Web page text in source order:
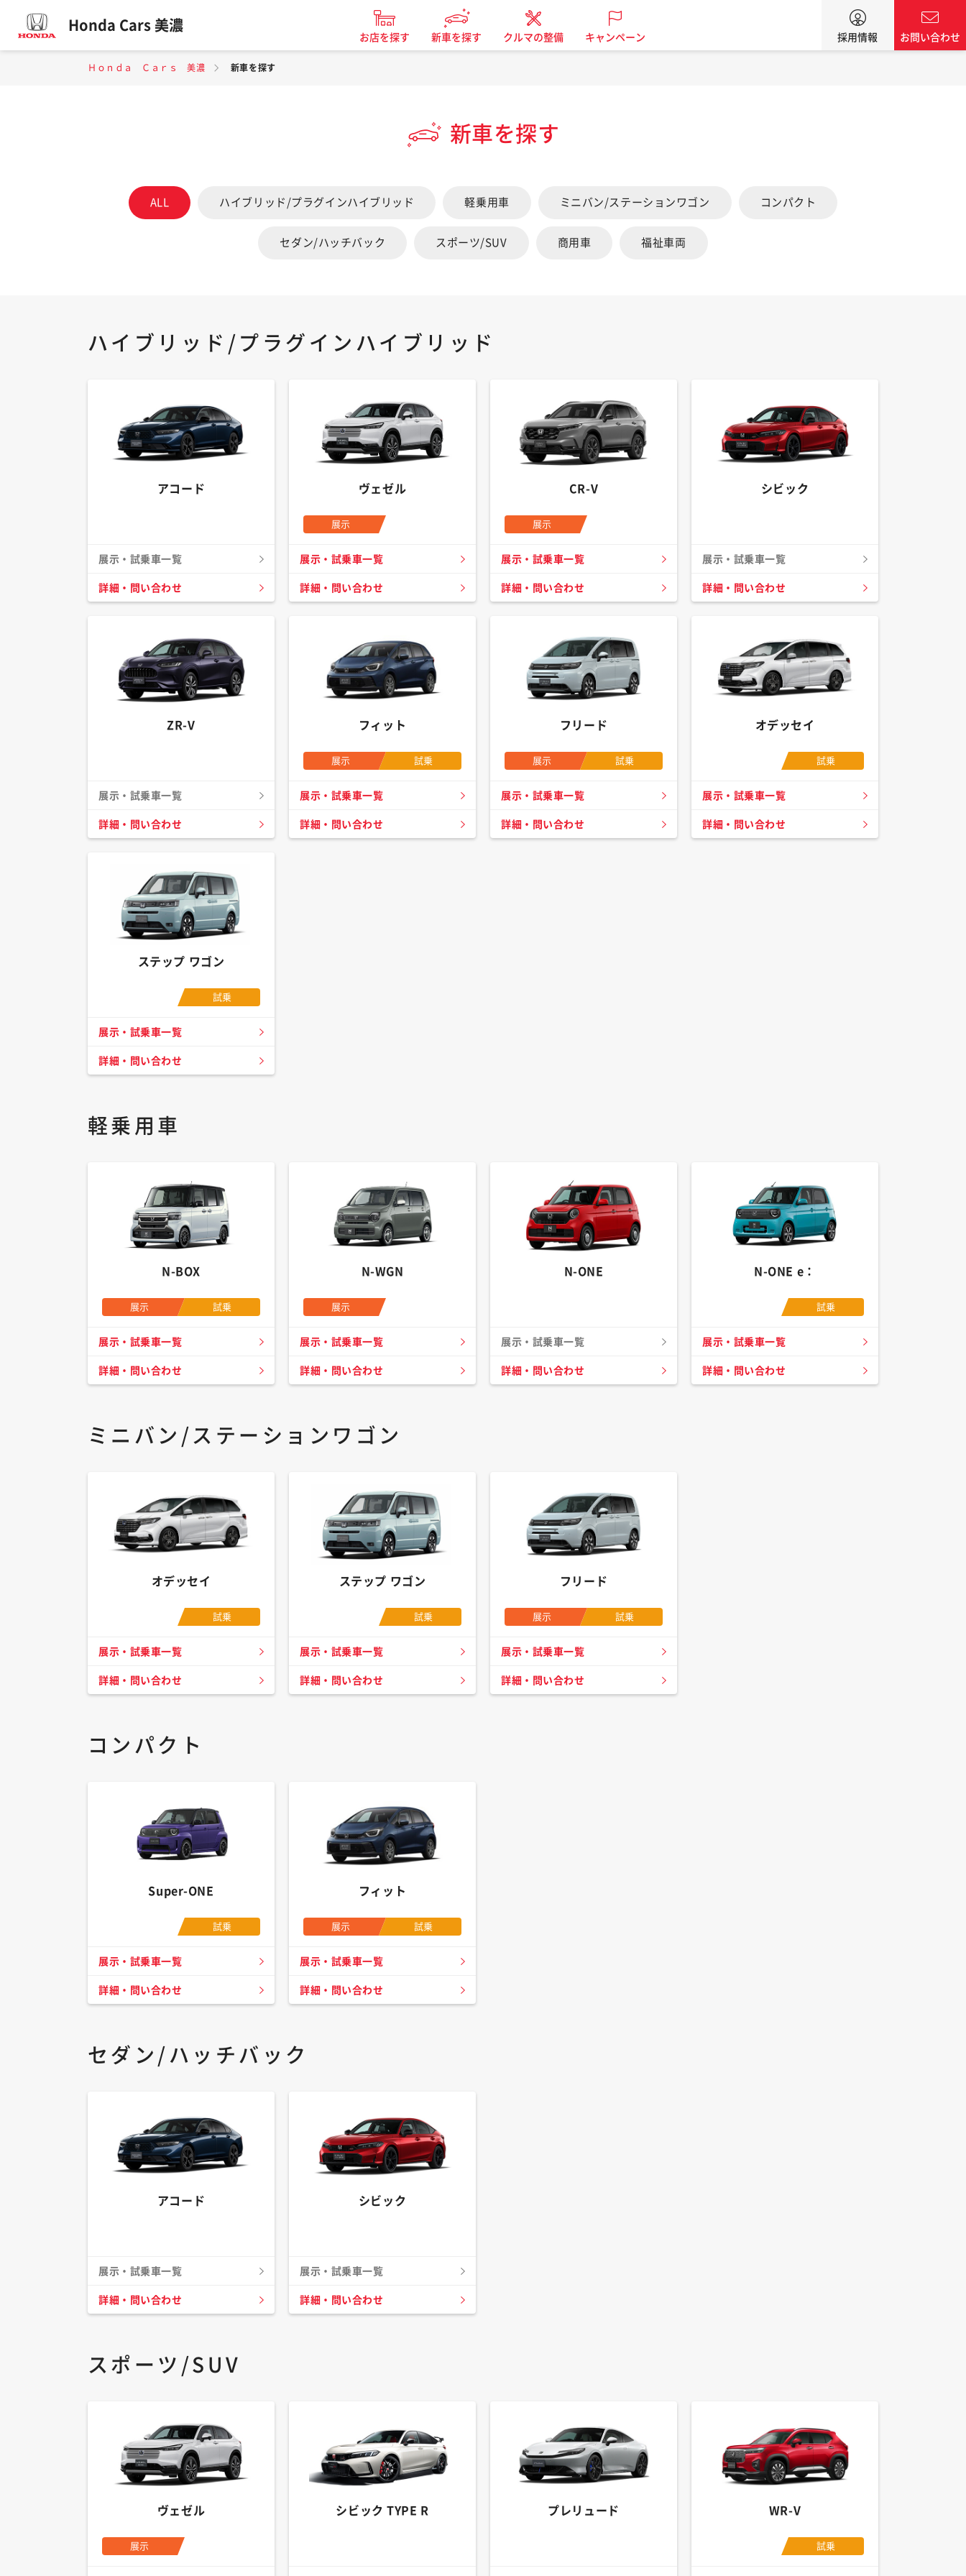
Honda Cars 美濃
お店を探す 新車を探す クルマの整備 キャンペーン 採用情報 お問い合わせ
Ｈｏｎｄａ Ｃａｒｓ 美濃 新車を探す
新車を探す
ALL ハイブリッド/プラグインハイブリッド 軽乗用車 ミニバン/ステーションワゴン コンパクト
セダン/ハッチバック スポーツ/SUV 商用車 福祉車両
ハイブリッド/プラグインハイブリッド
アコード
展示・試乗車一覧
詳細・問い合わせ
ヴェゼル
展示
展示・試乗車一覧
詳細・問い合わせ
CR-V
展示
展示・試乗車一覧
詳細・問い合わせ
シビック
展示・試乗車一覧
詳細・問い合わせ
ZR-V
展示・試乗車一覧
詳細・問い合わせ
フィット
展示 試乗
展示・試乗車一覧
詳細・問い合わせ
フリード
展示 試乗
展示・試乗車一覧
詳細・問い合わせ
オデッセイ
試乗
展示・試乗車一覧
詳細・問い合わせ
ステップ ワゴン
試乗
展示・試乗車一覧
詳細・問い合わせ
軽乗用車
N-BOX
展示 試乗
展示・試乗車一覧
詳細・問い合わせ
N-WGN
展示
展示・試乗車一覧
詳細・問い合わせ
N-ONE
展示・試乗車一覧
詳細・問い合わせ
N-ONE e：
試乗
展示・試乗車一覧
詳細・問い合わせ
ミニバン/ステーションワゴン
オデッセイ
試乗
展示・試乗車一覧
詳細・問い合わせ
ステップ ワゴン
試乗
展示・試乗車一覧
詳細・問い合わせ
フリード
展示 試乗
展示・試乗車一覧
詳細・問い合わせ
コンパクト
Super-ONE
試乗
展示・試乗車一覧
詳細・問い合わせ
フィット
展示 試乗
展示・試乗車一覧
詳細・問い合わせ
セダン/ハッチバック
アコード
展示・試乗車一覧
詳細・問い合わせ
シビック
展示・試乗車一覧
詳細・問い合わせ
スポーツ/SUV
ヴェゼル
展示
シビック TYPE R プレリュード WR-V
試乗